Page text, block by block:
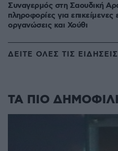
Συναγερμός στη Σαουδική
πληροφορίες για επικείμενες
οργανώσεις και Χούθι
ΔΕΙΤΕ ΟΛΕΣ ΤΙΣ ΕΙΔΗΣΕΙΣ
ΤΑ ΠΙΟ